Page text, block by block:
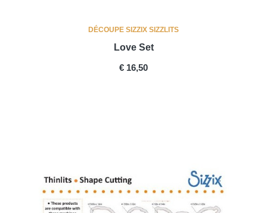
DÉCOUPE SIZZIX SIZZLITS
Love Set
PRICE
€ 16,50